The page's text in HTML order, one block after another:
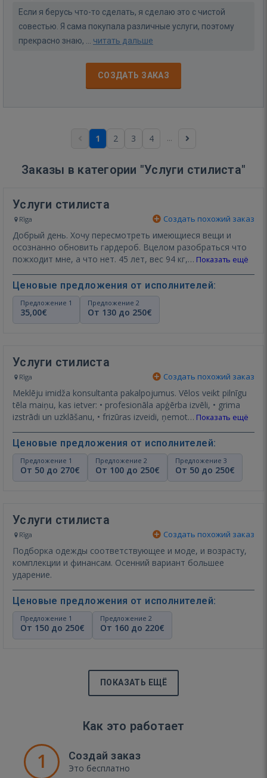
Если я берусь что-то сделать, я сделаю это с чистой
совестью. Я сама покупала различные услуги, поэтому
прекрасно знаю, ... читать дальше
СОЗДАТЬ ЗАКАЗ
1 2 3 4 ...
Заказы в категории "Услуги стилиста"
Услуги стилиста
Rīga Создать похожий заказ
Добрый день. Хочу пересмотреть имеющиеся вещи и
осознанно обновить гардероб. Вцелом разобраться что
пожходит мне, а что нет. 45 лет, вес 94 кг,… Показать ещё
Ценовые предложения от исполнителей:
Предложение 1
35,00€
Предложение 2
От 130 до 250€
Услуги стилиста
Rīga Создать похожий заказ
Meklēju imidža konsultanta pakalpojumus. Vēlos veikt pilnīgu
tēla maiņu, kas ietver: • profesionāla apģērba izvēli, • grima
izstrādi un uzklāšanu, • frizūras izveidi, ņemot… Показать ещё
Ценовые предложения от исполнителей:
Предложение 1
От 50 до 270€
Предложение 2
От 100 до 250€
Предложение 3
От 50 до 250€
Услуги стилиста
Rīga Создать похожий заказ
Подборка одежды соответствующее и моде, и возрасту,
комплекции и финансам. Осенний вариант большее
ударение.
Ценовые предложения от исполнителей:
Предложение 1
От 150 до 250€
Предложение 2
От 160 до 220€
ПОКАЗАТЬ ЕЩЁ
Как это работает
1 Создай заказ
Это бесплатно